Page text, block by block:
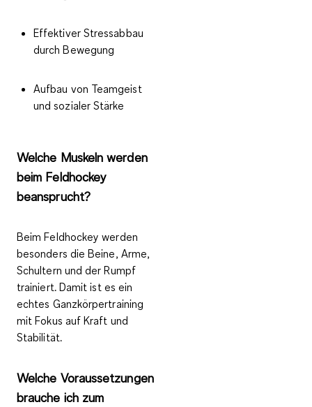
Effektiver Stressabbau
durch Bewegung
Aufbau von Teamgeist
und sozialer Stärke
Welche Muskeln werden
beim Feldhockey
beansprucht?
Beim Feldhockey werden
besonders dieBeine, Arme,
Schultern und der Rumpf
trainiert. Damit ist es ein
echtes Ganzkörpertraining
mit Fokus auf Kraft und
Stabilität.
Welche Voraussetzungen
brauche ich zum